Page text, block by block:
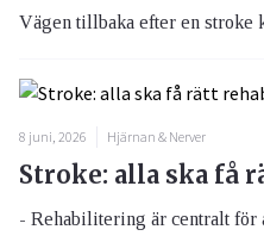
Vägen tillbaka efter en stroke
8 juni, 2026 Hjärnan & Nerver
Stroke: alla ska få
- Rehabilitering är centralt för